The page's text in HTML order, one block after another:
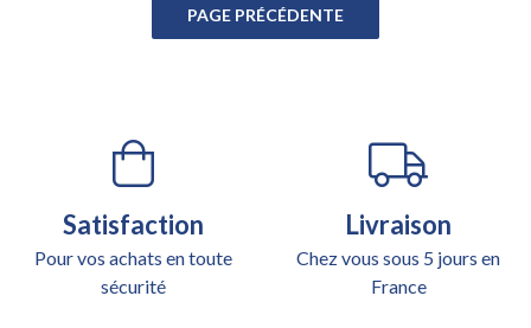
Satisfaction
Pour vos achats en toute
sécurité
Livraison
Chez vous sous 5 jours en
France